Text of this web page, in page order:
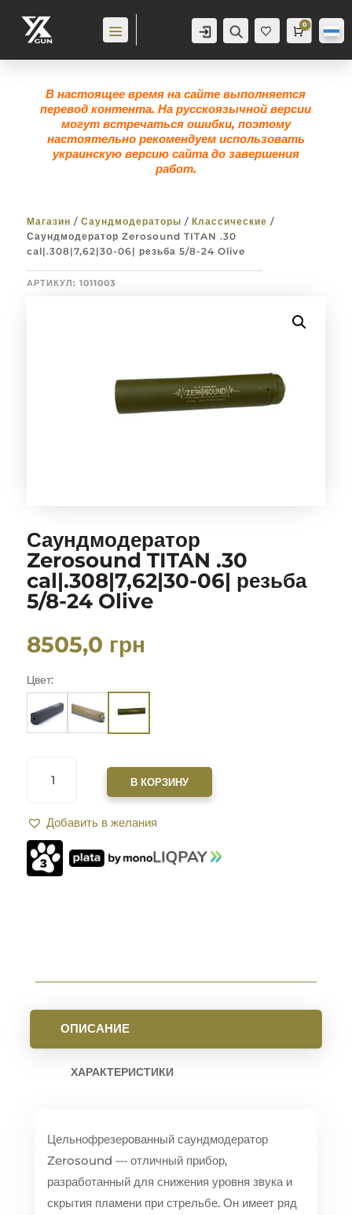
Аккаунт Поиск
Же
лан
Корзина
0
0,0грн
В настоящее время на сайте выполняется
перевод контента. На русскоязычной версии
могут встречаться ошибки, поэтому
настоятельно рекомендуем использовать
украинскую версию сайта до завершения
работ.
Магазин / Саундмодераторы / Классические /
Саундмодератор Zerosound TITAN .30
cal|.308|7,62|30-06| резьба 5/8-24 Olive
АРТИКУЛ: 1011003
Саундмодератор
Zerosound TITAN .30
cal|.308|7,62|30-06| резьба
5/8-24 Olive
8505,0 грн
Цвет:
ТОВАРА
САУНДМОДЕРАТОР
TITAN
.30
CAL|.308|7,62|30-
06|
В КОРЗИНУ
Добавить в желания
ОПИСАНИЕ
ХАРАКТЕРИСТИКИ
Цельнофрезерованный саундмодератор
Zerosound — отличный прибор,
разработанный для снижения уровня звука и
скрытия пламени при стрельбе. Он имеет ряд